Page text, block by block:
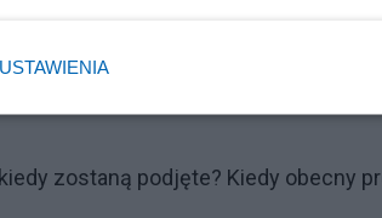
Zastrzegł, że nie ma na myśli
na odpowiednią odległość" -
zostaną podjęte? Kiedy obecny
USTAWIENIA